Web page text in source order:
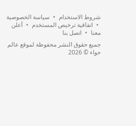
شروط الاستخدام • سياسة الخصوصية
• اتفاقية ترخيص المستخدم • أعلن
معنا • اتصل بنا
جميع حقوق النشر محفوظة لموقع عالم
حواء © 2026